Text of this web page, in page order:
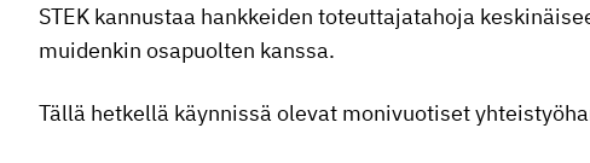
STEK kannustaa hankkeiden toteuttajatahoja
muidenkin osapuolten kanssa.
Tällä hetkellä käynnissä olevat monivuotiset